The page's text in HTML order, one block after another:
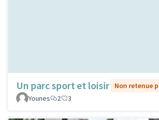
Un parc sport et loisir
Non retenue
Younes
2 3